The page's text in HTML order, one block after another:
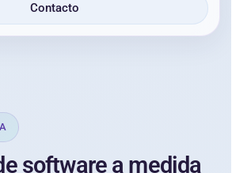
Contacto
software a medida